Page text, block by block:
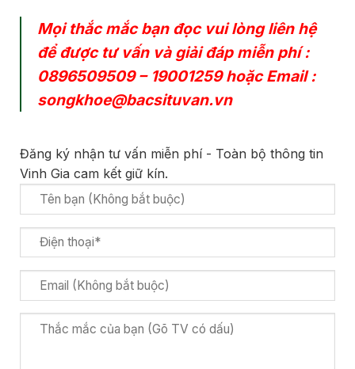
Mọi thắc mắc bạn đọc vui lòng liên hệ
để được tư vấn và giải đáp miễn phí :
0896509509– 19001259hoặc Email :
songkhoe@bacsituvan.vn
Đăng ký nhận tư vấn miễn phí - Toàn bộ thông tin
Vinh Gia cam kết giữ kín.